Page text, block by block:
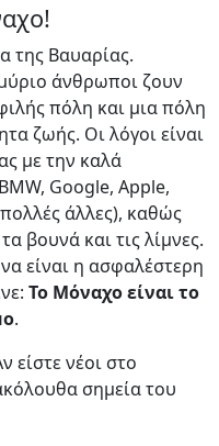
της Βαυαρίας.
άνθρωποι ζουν
πόλη και μια πόλη
ζωής. Οι λόγοι είναι
με την καλά
Google, Apple,
άλλες), καθώς
βουνά και τις λίμνες.
είναι η ασφαλέστερη
Το Μόναχο είναι το
.
νέοι στο
σημεία του